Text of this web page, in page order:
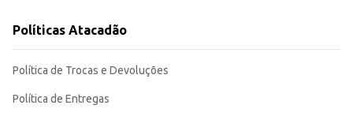
Políticas Atacadão
Política de Trocas e Devoluções
Política de Entregas